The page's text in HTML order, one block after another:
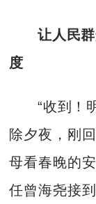
让人民
度
“收到！
除夕夜，刚
母看春晚的
任曾海尧接